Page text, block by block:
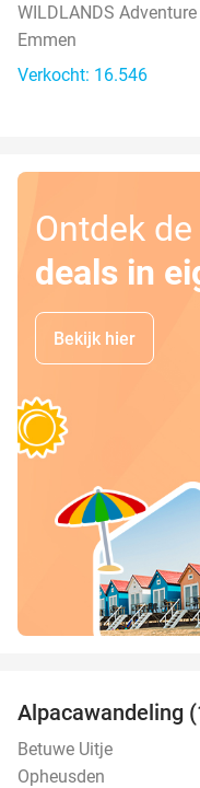
WILDLANDS
Emmen
Verkocht: 16.546
Ontdek
deals in
Bekijk hier
Alpacawandeling
Betuwe Uitje
Opheusden